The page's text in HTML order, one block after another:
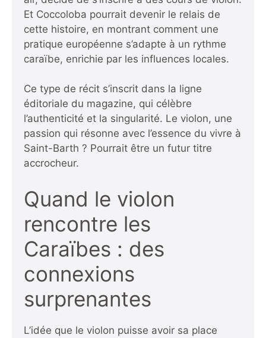
Et Coccoloba pourrait devenir le relais de
cette histoire, en montrant comment une
pratique européenne s’adapte à un rythme
caraïbe, enrichie par les influences locales.
Ce type de récit s’inscrit dans la ligne
éditoriale du magazine, qui célèbre
l’authenticité et la singularité. Le violon, une
passion qui résonne avec l’essence du vivre à
Saint-Barth ? Pourrait être un futur titre
accrocheur.
Quand le violon
rencontre les
Caraïbes : des
connexions
surprenantes
L’idée que le violon puisse avoir sa place